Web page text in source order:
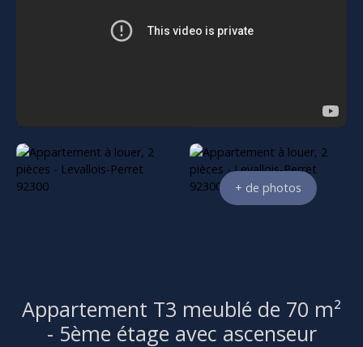
+ de photos
Appartement T3 meublé de 70 m²
- 5ème étage avec ascenseur